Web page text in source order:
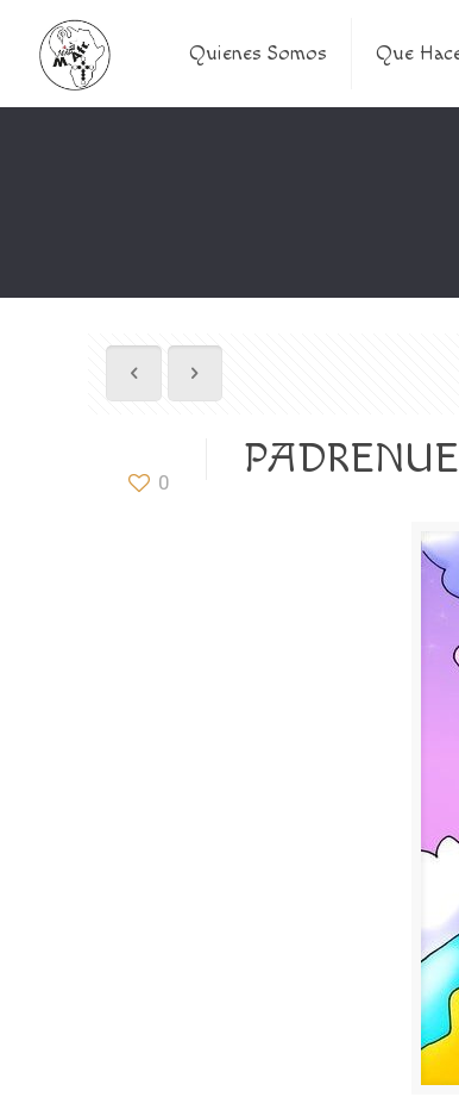
Quienes Somos Que
0